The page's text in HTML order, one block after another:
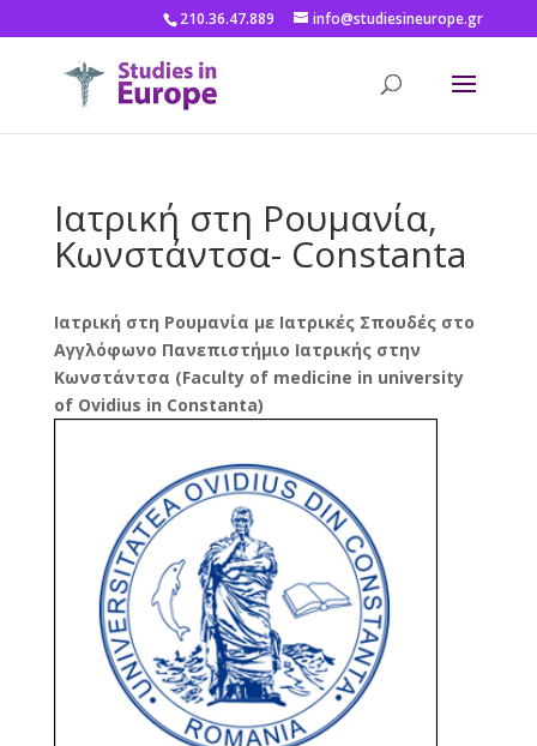
210.36.47.889 info@studiesineurope.gr
Ιατρική στη Ρουμανία,
Κωνστάντσα- Constanta
Ιατρική στη Ρουμανία με Ιατρικές Σπουδές στο
Αγγλόφωνο Πανεπιστήμιο Ιατρικής στην
Κωνστάντσα (Faculty of medicine in university
of Ovidius in Constanta)